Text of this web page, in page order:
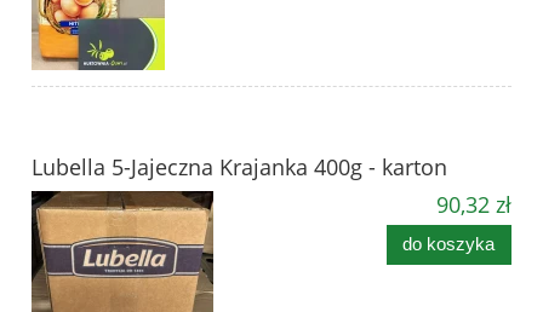
Lubella 5-Jajeczna Krajanka 400g - karton
90,32 zł
do koszyka